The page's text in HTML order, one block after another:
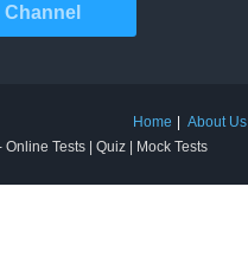
Home About Us
Tests | Quiz | Mock Tests